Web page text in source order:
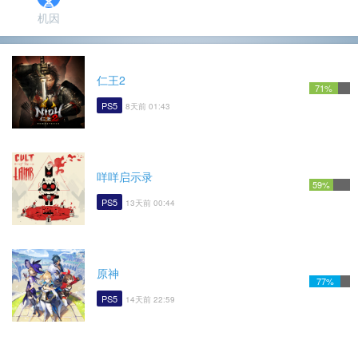
机因
仁王2
PS5 8天前 01:43
71%
咩咩启示录
PS5 13天前 00:44
59%
原神
PS5 14天前 22:59
77%